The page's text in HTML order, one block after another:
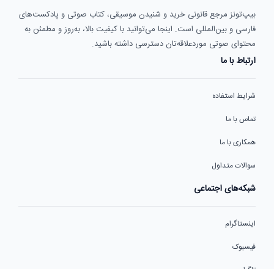
بیپ‌تونز مرجع قانونی خرید و شنیدن موسیقی، کتاب صوتی و پادکست‌های
فارسی و بین‌المللی است. اینجا می‌توانید با کیفیت بالا، به‌روز و مطمئن به
محتوای صوتی موردعلاقه‌تان دسترسی داشته باشید.
ارتباط با ما
شرایط استفاده
تماس با ما
همکاری با ما
سوالات متداول
شبکه‌های اجتماعی
اینستاگرام
فیسبوک